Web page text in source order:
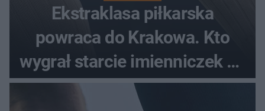
Ekstraklasa piłkarska
powraca do Krakowa. Kto
wygrał starcie imienniczek na
pełnym stadionie